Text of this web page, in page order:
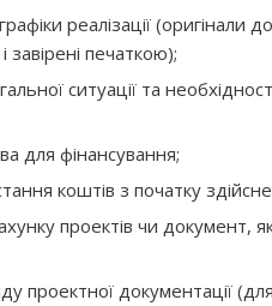
реалізації (оригінали
печаткою);
ситуації та
для фінансування;
коштів з початку
проектів чи документ,
проектної документації